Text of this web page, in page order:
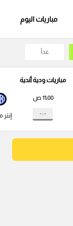
مباريات اليوم
غداً
مباريات ودية أندية
11:00 ص
- : - إنتر